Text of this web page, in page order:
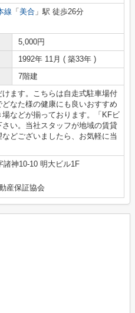
線 「 美合 」駅 徒歩26分
5,000円
1992年 11月 ( 築33年 )
7階建
ます。こちらは自走式駐車場付
なた様の健康にも良いおすすめ
などが揃っております。「KFビ
い。当社スタッフが地域の賃貸
どございましたら、お気軽に当
諸神10-10 明大ビル1F
産保証協会